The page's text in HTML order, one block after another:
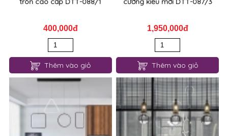
400,000đ
Thêm vào giỏ
1,950,000đ
Thêm vào giỏ